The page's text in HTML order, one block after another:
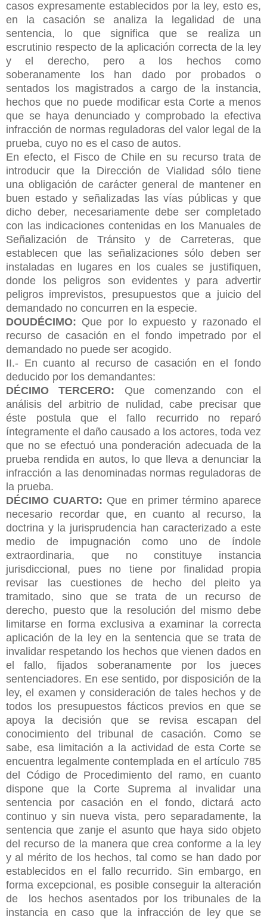
casos expresamente establecidos por la ley, esto es,
en la casación se analiza la legalidad de una
sentencia, lo que significa que se realiza un
escrutinio respecto de la aplicación correcta de la ley
y el derecho, pero a los hechos como
soberanamente los han dado por probados o
sentados los magistrados a cargo de la instancia,
hechos que no puede modificar esta Corte a menos
que se haya denunciado y comprobado la efectiva
infracción de normas reguladoras del valor legal de la
prueba, cuyo no es el caso de autos.
En efecto, el Fisco de Chile en su recurso trata de
introducir que la Dirección de Vialidad sólo tiene
una obligación de carácter general de mantener en
buen estado y señalizadas las vías públicas y que
dicho deber, necesariamente debe ser completado
con las indicaciones contenidas en los Manuales de
Señalización de Tránsito y de Carreteras, que
establecen que las señalizaciones sólo deben ser
instaladas en lugares en los cuales se justifiquen,
donde los peligros son evidentes y para advertir
peligros imprevistos, presupuestos que a juicio del
demandado no concurren en la especie.
DOUDÉCIMO: Que por lo expuesto y razonado el
recurso de casación en el fondo impetrado por el
demandado no puede ser acogido.
II.- En cuanto al recurso de casación en el fondo
deducido por los demandantes:
DÉCIMO TERCERO: Que comenzando con el
análisis del arbitrio de nulidad, cabe precisar que
éste postula que el fallo recurrido no reparó
íntegramente el daño causado a los actores, toda vez
que no se efectuó una ponderación adecuada de la
prueba rendida en autos, lo que lleva a denunciar la
infracción a las denominadas normas reguladoras de
la prueba.
DÉCIMO CUARTO: Que en primer término aparece
necesario recordar que, en cuanto al recurso, la
doctrina y la jurisprudencia han caracterizado a este
medio de impugnación como uno de índole
extraordinaria, que no constituye instancia
jurisdiccional, pues no tiene por finalidad propia
revisar las cuestiones de hecho del pleito ya
tramitado, sino que se trata de un recurso de
derecho, puesto que la resolución del mismo debe
limitarse en forma exclusiva a examinar la correcta
aplicación de la ley en la sentencia que se trata de
invalidar respetando los hechos que vienen dados en
el fallo, fijados soberanamente por los jueces
sentenciadores. En ese sentido, por disposición de la
ley, el examen y consideración de tales hechos y de
todos los presupuestos fácticos previos en que se
apoya la decisión que se revisa escapan del
conocimiento del tribunal de casación. Como se
sabe, esa limitación a la actividad de esta Corte se
encuentra legalmente contemplada en el artículo 785
del Código de Procedimiento del ramo, en cuanto
dispone que la Corte Suprema al invalidar una
sentencia por casación en el fondo, dictará acto
continuo y sin nueva vista, pero separadamente, la
sentencia que zanje el asunto que haya sido objeto
del recurso de la manera que crea conforme a la ley
y al mérito de los hechos, tal como se han dado por
establecidos en el fallo recurrido. Sin embargo, en
forma excepcional, es posible conseguir la alteración
de los hechos asentados por los tribunales de la
instancia en caso que la infracción de ley que se